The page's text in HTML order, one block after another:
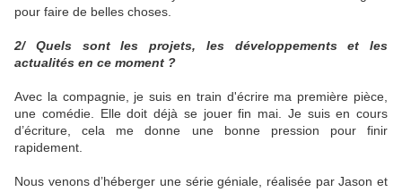
pour faire de belles choses.
2/ Quels sont les projets, les développements et les
actualités en ce moment ?
Avec la compagnie, je suis en train d'écrire ma première pièce,
une comédie. Elle doit déjà se jouer fin mai. Je suis en cours
d’écriture, cela me donne une bonne pression pour finir
rapidement.
Nous venons d’héberger une série géniale, réalisée par Jason et